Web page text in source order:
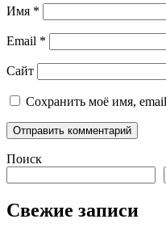
Имя *
Email *
Сайт
Сохранить моё имя,
Поиск
Свежие записи